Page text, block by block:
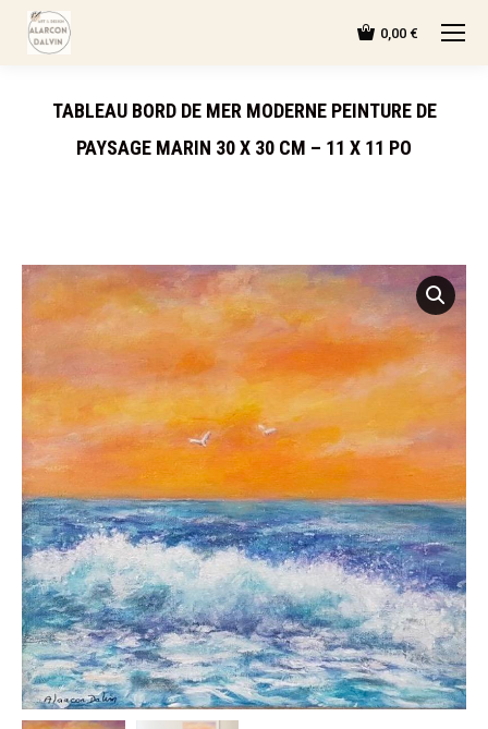
0,00 €
TABLEAU BORD DE MER MODERNE PEINTURE DE
PAYSAGE MARIN 30 X 30 CM – 11 X 11 PO